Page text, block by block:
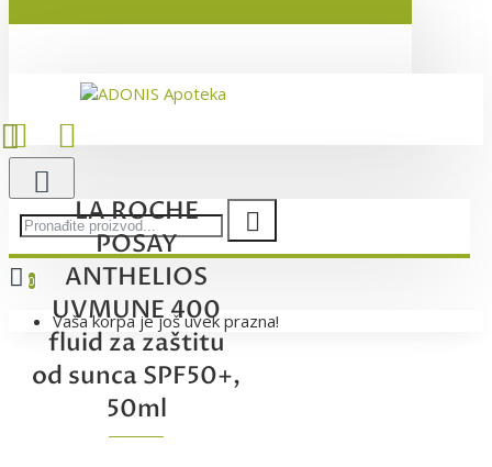
0
Vaša korpa je još uvek prazna!
LA ROCHE
POSAY
ANTHELIOS
UVMUNE 400
fluid za zaštitu
od sunca SPF50+,
50ml